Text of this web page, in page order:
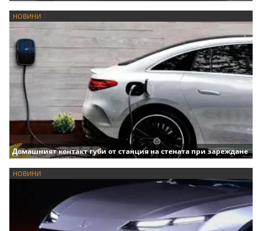
НОВИНИ
Домашният контакт губи от станция на стената при зареждане
НОВИНИ